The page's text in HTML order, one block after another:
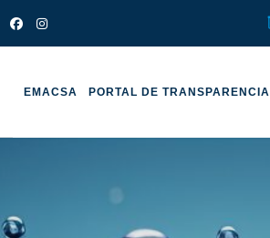
EMACSA PORTAL DE TRANSPARENCIA